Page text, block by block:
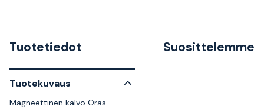
Tuotetiedot
Tuotekuvaus
Magneettinen kalvo Oras
Suosittelemme